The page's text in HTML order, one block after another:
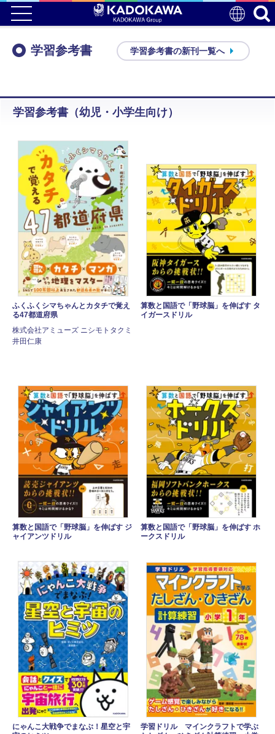
学習参考書 学習参考書の新刊一覧へ
学習参考書（幼児・小学生向け）
ふくふくシマちゃんとカタチで覚え
る47都道府県
株式会社アミューズ ニシモトタクミ
井田仁康
算数と国語で「野球脳」を伸ばす タ
イガースドリル
算数と国語で「野球脳」を伸ばす ジ
ャイアンツドリル
算数と国語で「野球脳」を伸ばす ホ
ークスドリル
にゃんこ大戦争でまなぶ！星空と宇
学習ドリル マインクラフトで学ぶ